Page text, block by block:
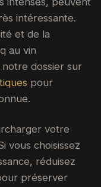
intéressante.
et de la
au vin
dossier sur
pour
votre
vous choisissez
réduisez
préserver